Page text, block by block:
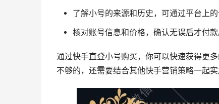
了解小号的来源和历史，可通过平台上的
核对账号信息和价格，确认无误后才付款
通过快手直登小号购买，你可以快速获得更
不够的，还需要结合其他快手营销策略一起实